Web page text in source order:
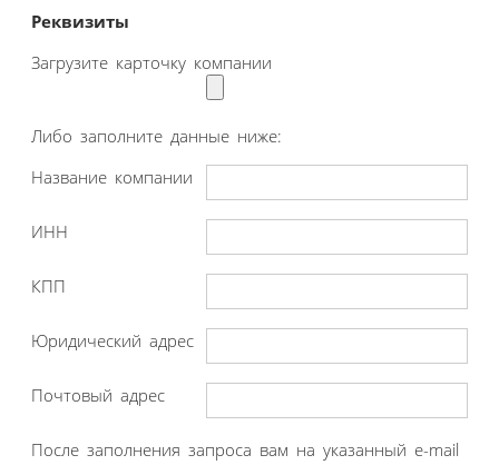
Реквизиты
Загрузите карточку компании
Либо заполните данные ниже:
Название компании
ИНН
КПП
Юридический адрес
Почтовый адрес
После заполнения запроса вам на указанный e-mail